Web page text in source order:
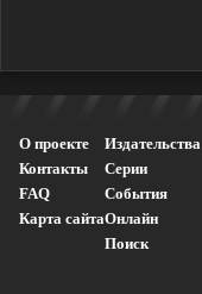
О проекте
Контакты
FAQ
Карта сайта
Издательства
Серии
События
Онлайн
Поиск